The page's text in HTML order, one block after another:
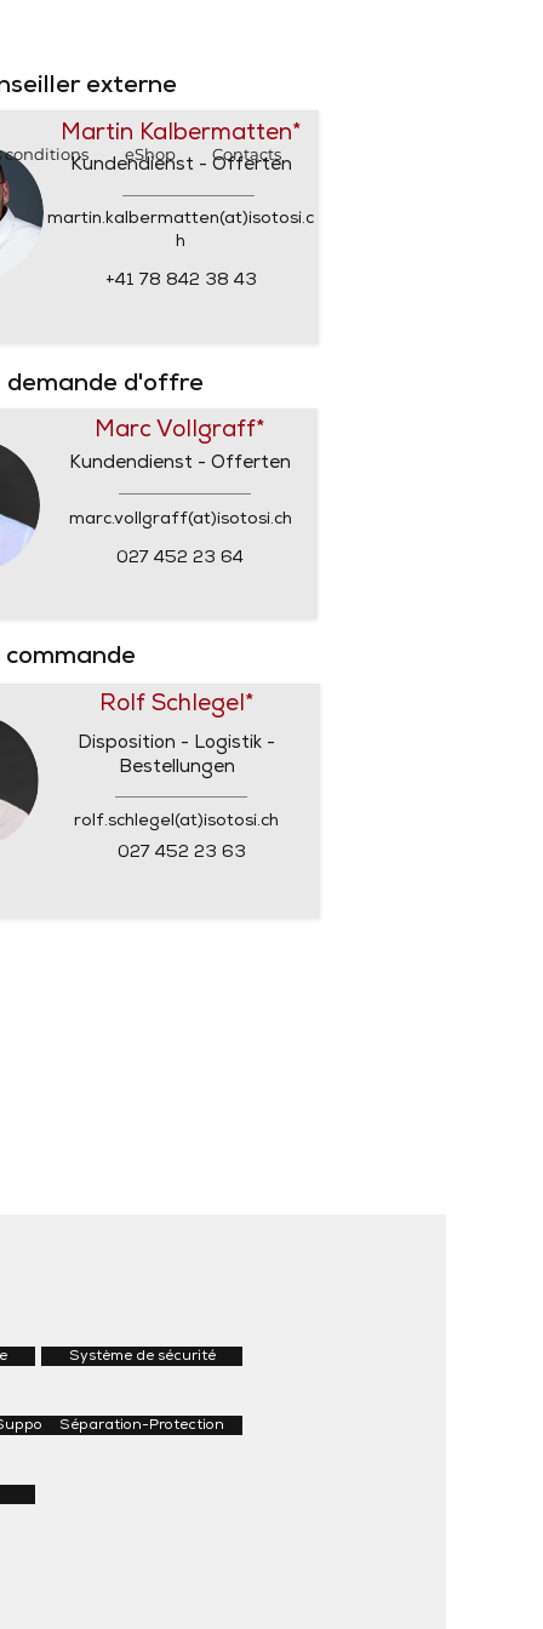
SHOP
conditions eShop Contacts
externe
Martin Kalbermatten*
Kundendienst - Offerten
martin.kalbermatten(at)isotosi.c
h
+41 78 842 38 43
demande d'offre
Marc Vollgraff*
Kundendienst - Offerten
marc.vollgraff(at)isotosi.ch
027 452 23 64
commande
Rolf Schlegel*
Disposition - Logistik -
Bestellungen
rolf.schlegel(at)isotosi.ch
027 452 23 63
Système de sécurité
Séparation-Protection